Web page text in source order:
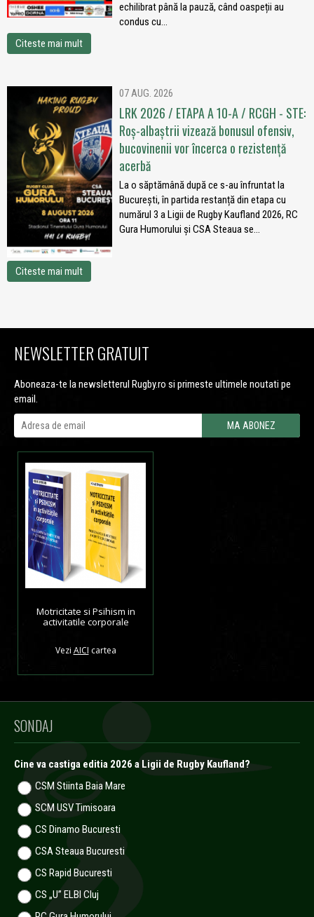
echilibrat până la pauză, când oaspeții au
condus cu...
Citeste mai mult
07 AUG. 2026
LRK 2026 / ETAPA A 10-A / RCGH - STE:
Roș-albaștrii vizează bonusul ofensiv,
bucovinenii vor încerca o rezistență
acerbă
La o săptămână după ce s-au înfruntat la
București, în partida restanță din etapa cu
numărul 3 a Ligii de Rugby Kaufland 2026, RC
Gura Humorului și CSA Steaua se...
Citeste mai mult
NEWSLETTER GRATUIT
Aboneaza-te la newsletterul Rugby.ro si primeste ultimele noutati pe
email.
Motricitate si Psihism in
activitatile corporale
Vezi AICI cartea
SONDAJ
Cine va castiga editia 2026 a Ligii de Rugby Kaufland?
CSM Stiinta Baia Mare
SCM USV Timisoara
CS Dinamo Bucuresti
CSA Steaua Bucuresti
CS Rapid Bucuresti
CS „U” ELBI Cluj